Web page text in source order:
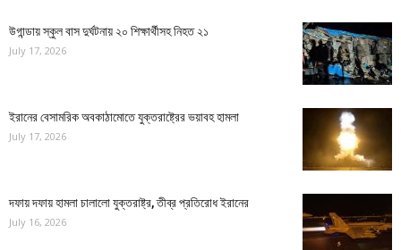
উগান্ডায় স্কুল বাস দুর্ঘটনায় ২০ শিক্ষার্থীসহ নিহত ২১
July 17, 2026
ইরানের বেসামরিক অবকাঠামোতে যুক্তরাষ্ট্রের ভয়াবহ হামলা
July 17, 2026
দফায় দফায় হামলা চালালো যুক্তরাষ্ট্র, তীব্র প্রতিরোধ ইরানের
July 16, 2026